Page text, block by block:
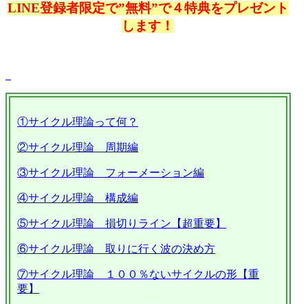
LINE登録者限定で”無料”で４特典をプレゼント
します！
①サイクル理論って何？
②サイクル理論 周期編
③サイクル理論 フォーメーション編
④サイクル理論 構成編
⑤サイクル理論 損切りライン【超重要】
⑥サイクル理論 取りに行く波の決め方
⑦サイクル理論 １００％ないサイクルの形【重
要】